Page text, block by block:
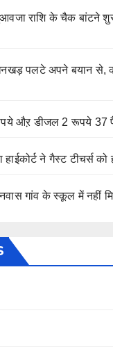
राशि के चैक बांटने
पलटे अपने बयान से,
औऱ डीजल 2 रूपये 37
हाईकोर्ट ने गैस्ट टीचर्स
गांव के स्कूल में नहीं